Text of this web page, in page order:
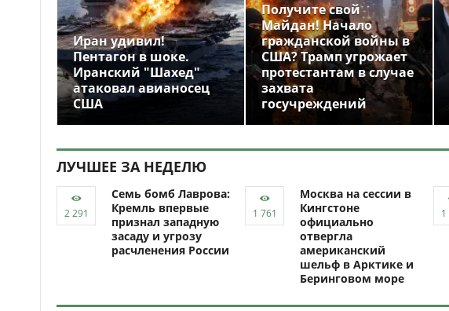
Иран удивил!
Пентагон в шоке.
Иранский "Шахед"
атаковал авианосец
США
Получите свой
Майдан! Начало
гражданской войны в
США? Трамп угрожает
протестантам в случае
захвата
госучреждений
ЛУЧШЕЕ ЗА НЕДЕЛЮ
Семь бомб Лаврова:
Кремль впервые
признал западную
засаду и угрозу
расчленения России
Москва на сессии в
Кингстоне
официально
отвергла
американский
шельф в Арктике и
Беринговом море